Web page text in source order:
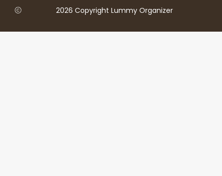
2026 Copyright Lummy Organizer